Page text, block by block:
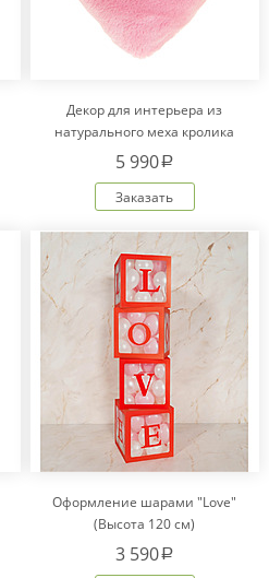
Декор для интерьера из
натурального меха кролика
Рекс "Сердце" IM20601
5 990a
Заказать
Оформление шарами "Love"
(Высота 120 см)
3 590a